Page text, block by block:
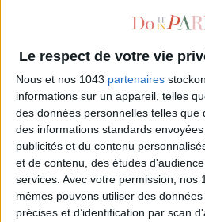
Le respect de votre vie
Nous et nos 1043 partenaires
informations sur un appareil, telles
des données personnelles telles que
des informations standards
publicités et du contenu
et de contenu, des études
services. Avec votre permission, nos
mêmes pouvons utiliser des
précises et d’identification par scan
LES MEILLEURS HÔTELS POUR UN